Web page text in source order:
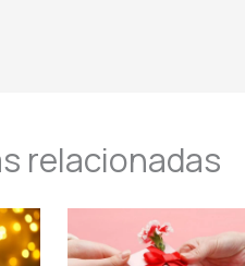
relacionadas